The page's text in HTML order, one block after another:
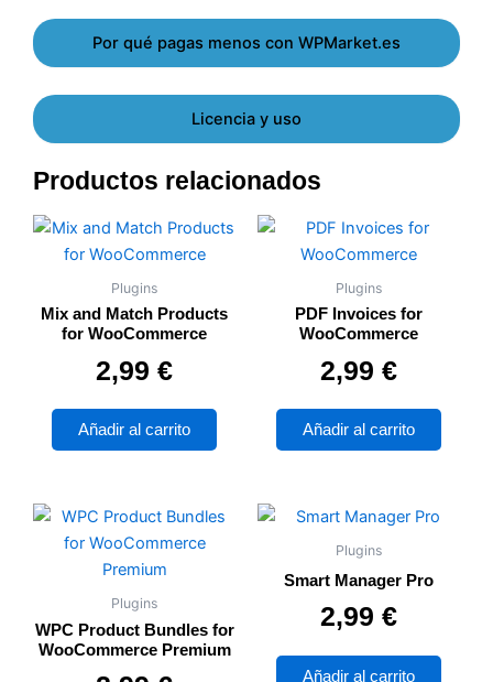
Por qué pagas menos con WPMarket.es
Licencia y uso
Productos relacionados
Plugins
Mix and Match Products
for WooCommerce
2,99 €
Añadir al carrito
Plugins
PDF Invoices for
WooCommerce
2,99 €
Añadir al carrito
Plugins
WPC Product Bundles for
WooCommerce Premium
Plugins
Smart Manager Pro
2,99 €
Añadir al carrito